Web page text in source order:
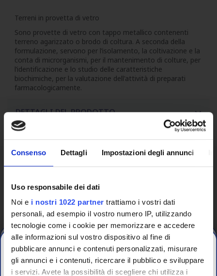
Consenso Dettagli Impostazioni degli annunci
Uso responsabile dei dati
Noi e i nostri 1022 partner trattiamo i vostri dati
personali, ad esempio il vostro numero IP, utilizzando
tecnologie come i cookie per memorizzare e accedere
alle informazioni sul vostro dispositivo al fine di
pubblicare annunci e contenuti personalizzati, misurare
gli annunci e i contenuti, ricercare il pubblico e sviluppare
i servizi. Avete la possibilità di scegliere chi utilizza i
Terreni in provetta di vetro
Sono provette di vetro con tappo metallico contenenti
terreno agarizzato o brodo di coltura. A seconda della
formulazione, servono per l’isolamento, la coltivazione e la
conta di microrganismi, per il mantenimento di colture, per
l’identificazione e lo studio delle caratteristiche
biochimiche, per la valutazione dell'attività di preparati
farmacologicamente.
DETTAGLI DEL PRODOTTO